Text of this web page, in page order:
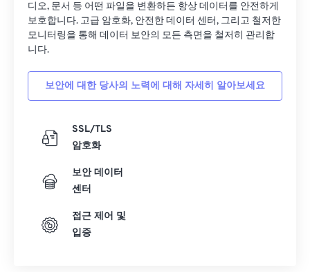
디오, 문서 등 어떤 파일을 변환하든 항상 데이터를 안전하게
보호합니다. 고급 암호화, 안전한 데이터 센터, 그리고 철저한
모니터링을 통해 데이터 보안의 모든 측면을 철저히 관리합
니다.
보안에 대한 당사의 노력에 대해 자세히 알아보세요
SSL/TLS
암호화
보안 데이터
센터
접근 제어 및
입증